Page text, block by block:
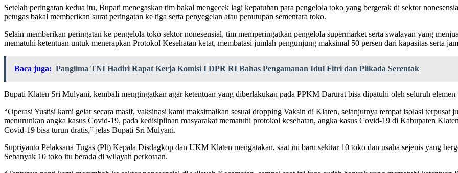
Setelah peringatan kedua itu, Bupati menegaskan tim bakal mengecek lagi kepatuhan para pengelola toko yang bergerak di sektor
petugas bakal memberikan surat peringatan ke tiga serta penyegelan atau penutupan sementara toko.
Selain memberikan peringatan ke pengelola toko sektor nonesensial, tim memperingatkan pengelola supermarket serta swalayan yang
mematuhi ketentuan untuk menerapkan Protokol Kesehatan ketat, membatasi jumlah pengunjung maksimal 50 persen dari kapasitas serta
Baca juga: Panglima TNI Hadiri Rapat Kerja Komisi I DPR RI Bahas Pengamanan Idul Fitri dan Pilkada Serentak
Bupati Klaten Sri Mulyani, kembali mengingatkan agar ketentuan yang diberlakukan pada PPKM Darurat bisa dipatuhi oleh seluruh
“Operasi Yustisi kami gelar secara masif, vaksinasi kami maksimalkan sesuai dropping Vaksin di Klaten, selanjutnya tempat isolasi
menurunkan angka kasus Covid-19, pada kedisiplinan masyarakat mematuhi protokol kesehatan, angka kasus Covid-19 di Kabupaten
Covid-19 bisa turun dratis,” jelas Bupati Sri Mulyani.
Supriyanto Pelaksana Tugas (Plt) Kepala Disdagkop dan UKM Klaten mengatakan, saat ini baru sekitar 10 toko dan usaha sejenis yang
Sebanyak 10 toko itu berada di wilayah perkotaan.